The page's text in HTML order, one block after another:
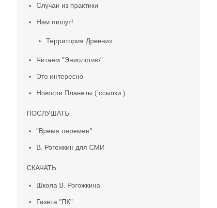
Случаи из практики
Нам пишут!
Территория Древних
Читаем "Эниологию"...
Это интересно
Новости Планеты ( ссылки )
ПОСЛУШАТЬ
"Время перемен"
В. Рогожкин для СМИ
СКАЧАТЬ
Школа В. Рогожкина
Газета "ПК"